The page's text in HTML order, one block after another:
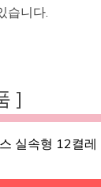
습니다.
]
실속형 12켤레